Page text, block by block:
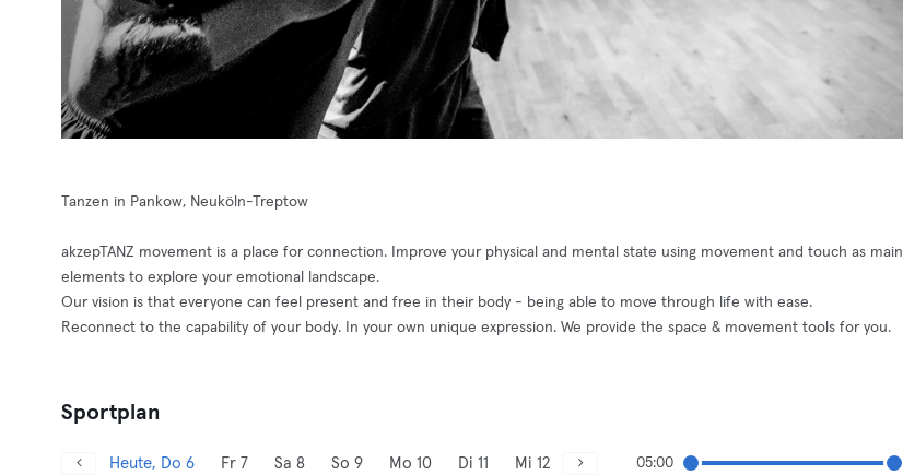
Tanzen in Pankow, Neuköln-Treptow
akzepTANZ movement is a place for connection. Improve your physical and mental state using movement and touch as main
elements to explore your emotional landscape.
Our vision is that everyone can feel present and free in their body - being able to move through life with ease.
Reconnect to the capability of your body. In your own unique expression. We provide the space & movement tools for you.
Sportplan
Heute, Do 6 Fr 7 Sa 8 So 9 Mo 10 Di 11 Mi 12 05:00